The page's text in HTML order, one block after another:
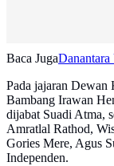
Baca Juga
Pada jajaran Dewan
Bambang Irawan
dijabat Suadi Atma,
Amratlal Rathod,
Gories Mere, Agus
Independen.